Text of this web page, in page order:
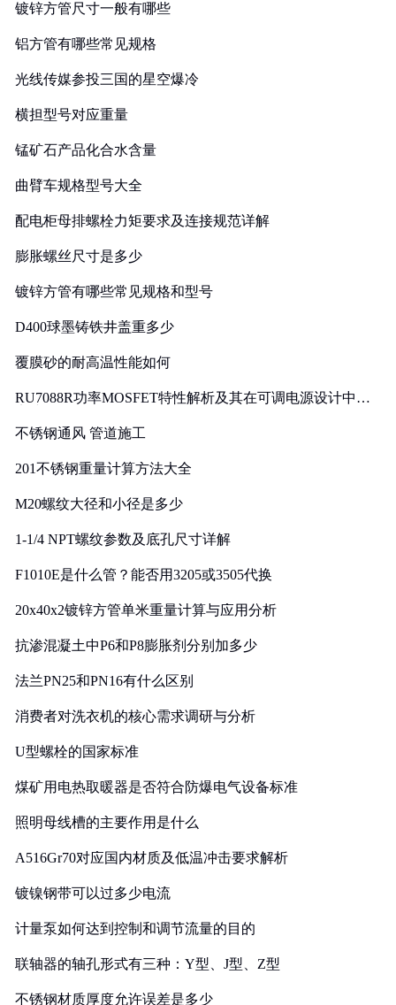
镀锌方管尺寸一般有哪些
铝方管有哪些常见规格
光线传媒参投三国的星空爆冷
横担型号对应重量
锰矿石产品化合水含量
曲臂车规格型号大全
配电柜母排螺栓力矩要求及连接规范详解
膨胀螺丝尺寸是多少
镀锌方管有哪些常见规格和型号
D400球墨铸铁井盖重多少
覆膜砂的耐高温性能如何
RU7088R功率MOSFET特性解析及其在可调电源设计中的
不锈钢通风 管道施工
201不锈钢重量计算方法大全
M20螺纹大径和小径是多少
1-1/4 NPT螺纹参数及底孔尺寸详解
F1010E是什么管？能否用3205或3505代换
20x40x2镀锌方管单米重量计算与应用分析
抗渗混凝土中P6和P8膨胀剂分别加多少
法兰PN25和PN16有什么区别
消费者对洗衣机的核心需求调研与分析
U型螺栓的国家标准
煤矿用电热取暖器是否符合防爆电气设备标准
照明母线槽的主要作用是什么
A516Gr70对应国内材质及低温冲击要求解析
镀镍钢带可以过多少电流
计量泵如何达到控制和调节流量的目的
联轴器的轴孔形式有三种：Y型、J型、Z型
不锈钢材质厚度允许误差是多少